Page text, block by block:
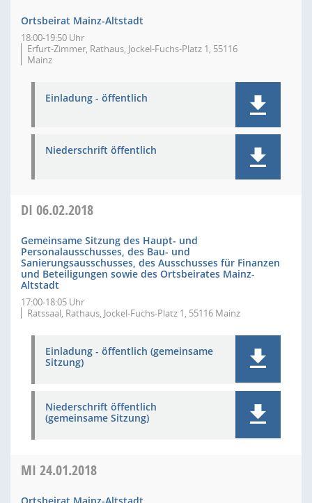
Ortsbeirat Mainz-Altstadt
18:00-19:50 Uhr
Erfurt-Zimmer, Rathaus, Jockel-Fuchs-Platz 1, 55116
Mainz
Einladung - öffentlich
Niederschrift öffentlich
DI 06.02.2018
Gemeinsame Sitzung des Haupt- und
Personalausschusses, des Bau- und
Sanierungsausschusses, des Ausschusses für Finanzen
und Beteiligungen sowie des Ortsbeirates Mainz-
Altstadt
17:00-18:05 Uhr
Ratssaal, Rathaus, Jockel-Fuchs-Platz 1, 55116 Mainz
Einladung - öffentlich (gemeinsame
Sitzung)
Niederschrift öffentlich
(gemeinsame Sitzung)
MI 24.01.2018